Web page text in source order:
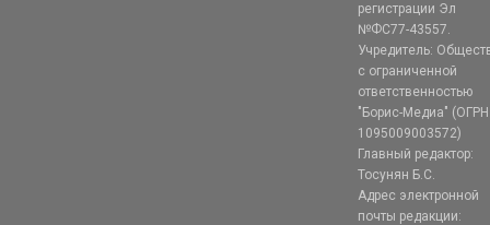
регистрации Эл
№ФС77-43557.
Учредитель:
с ограниченной
ответственностью
"Борис-Медиа" (ОГРН
1095009003572)
Главный редактор:
Тосунян Б.С.
Адрес электронной
почты редакции: